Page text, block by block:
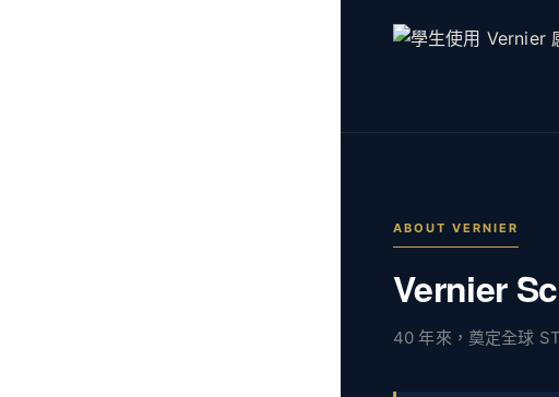
ABOUT VERNIER
Vernier
40 年來，奠定全球